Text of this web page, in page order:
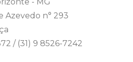
Azevedo n° 293
/ (31) 9 8526-7242